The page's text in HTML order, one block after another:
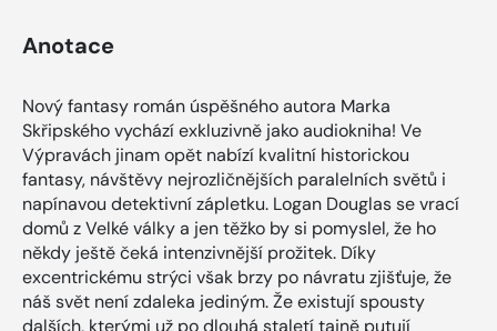
Anotace
Nový fantasy román úspěšného autora Marka
Skřipského vychází exkluzivně jako audiokniha! Ve
Výpravách jinam opět nabízí kvalitní historickou
fantasy, návštěvy nejrozličnějších paralelních světů i
napínavou detektivní zápletku. Logan Douglas se vrací
domů z Velké války a jen těžko by si pomyslel, že ho
někdy ještě čeká intenzivnější prožitek. Díky
excentrickému strýci však brzy po návratu zjišťuje, že
náš svět není zdaleka jediným. Že existují spousty
dalších, kterými už po dlouhá staletí tajně putují